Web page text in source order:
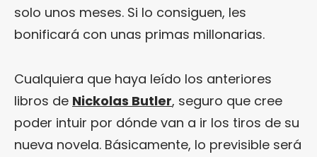
solo unos meses. Si lo consiguen, les
bonificará con unas primas millonarias.
Cualquiera que haya leído los anteriores
libros de Nickolas Butler, seguro que cree
poder intuir por dónde van a ir los tiros de su
nueva novela. Básicamente, lo previsible será